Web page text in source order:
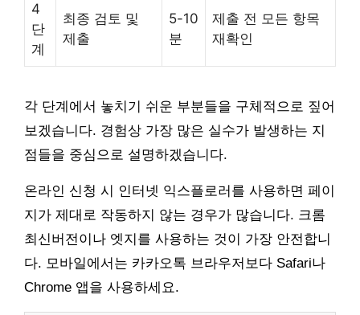
4
단
계
최종 검토 및
제출
5-10
분
제출 전 모든 항목
재확인
각 단계에서 놓치기 쉬운 부분들을 구체적으로 짚어
보겠습니다. 경험상 가장 많은 실수가 발생하는 지
점들을 중심으로 설명하겠습니다.
온라인 신청 시 인터넷 익스플로러를 사용하면 페이
지가 제대로 작동하지 않는 경우가 많습니다. 크롬
최신버전이나 엣지를 사용하는 것이 가장 안전합니
다. 모바일에서는 카카오톡 브라우저보다 Safari나
Chrome 앱을 사용하세요.